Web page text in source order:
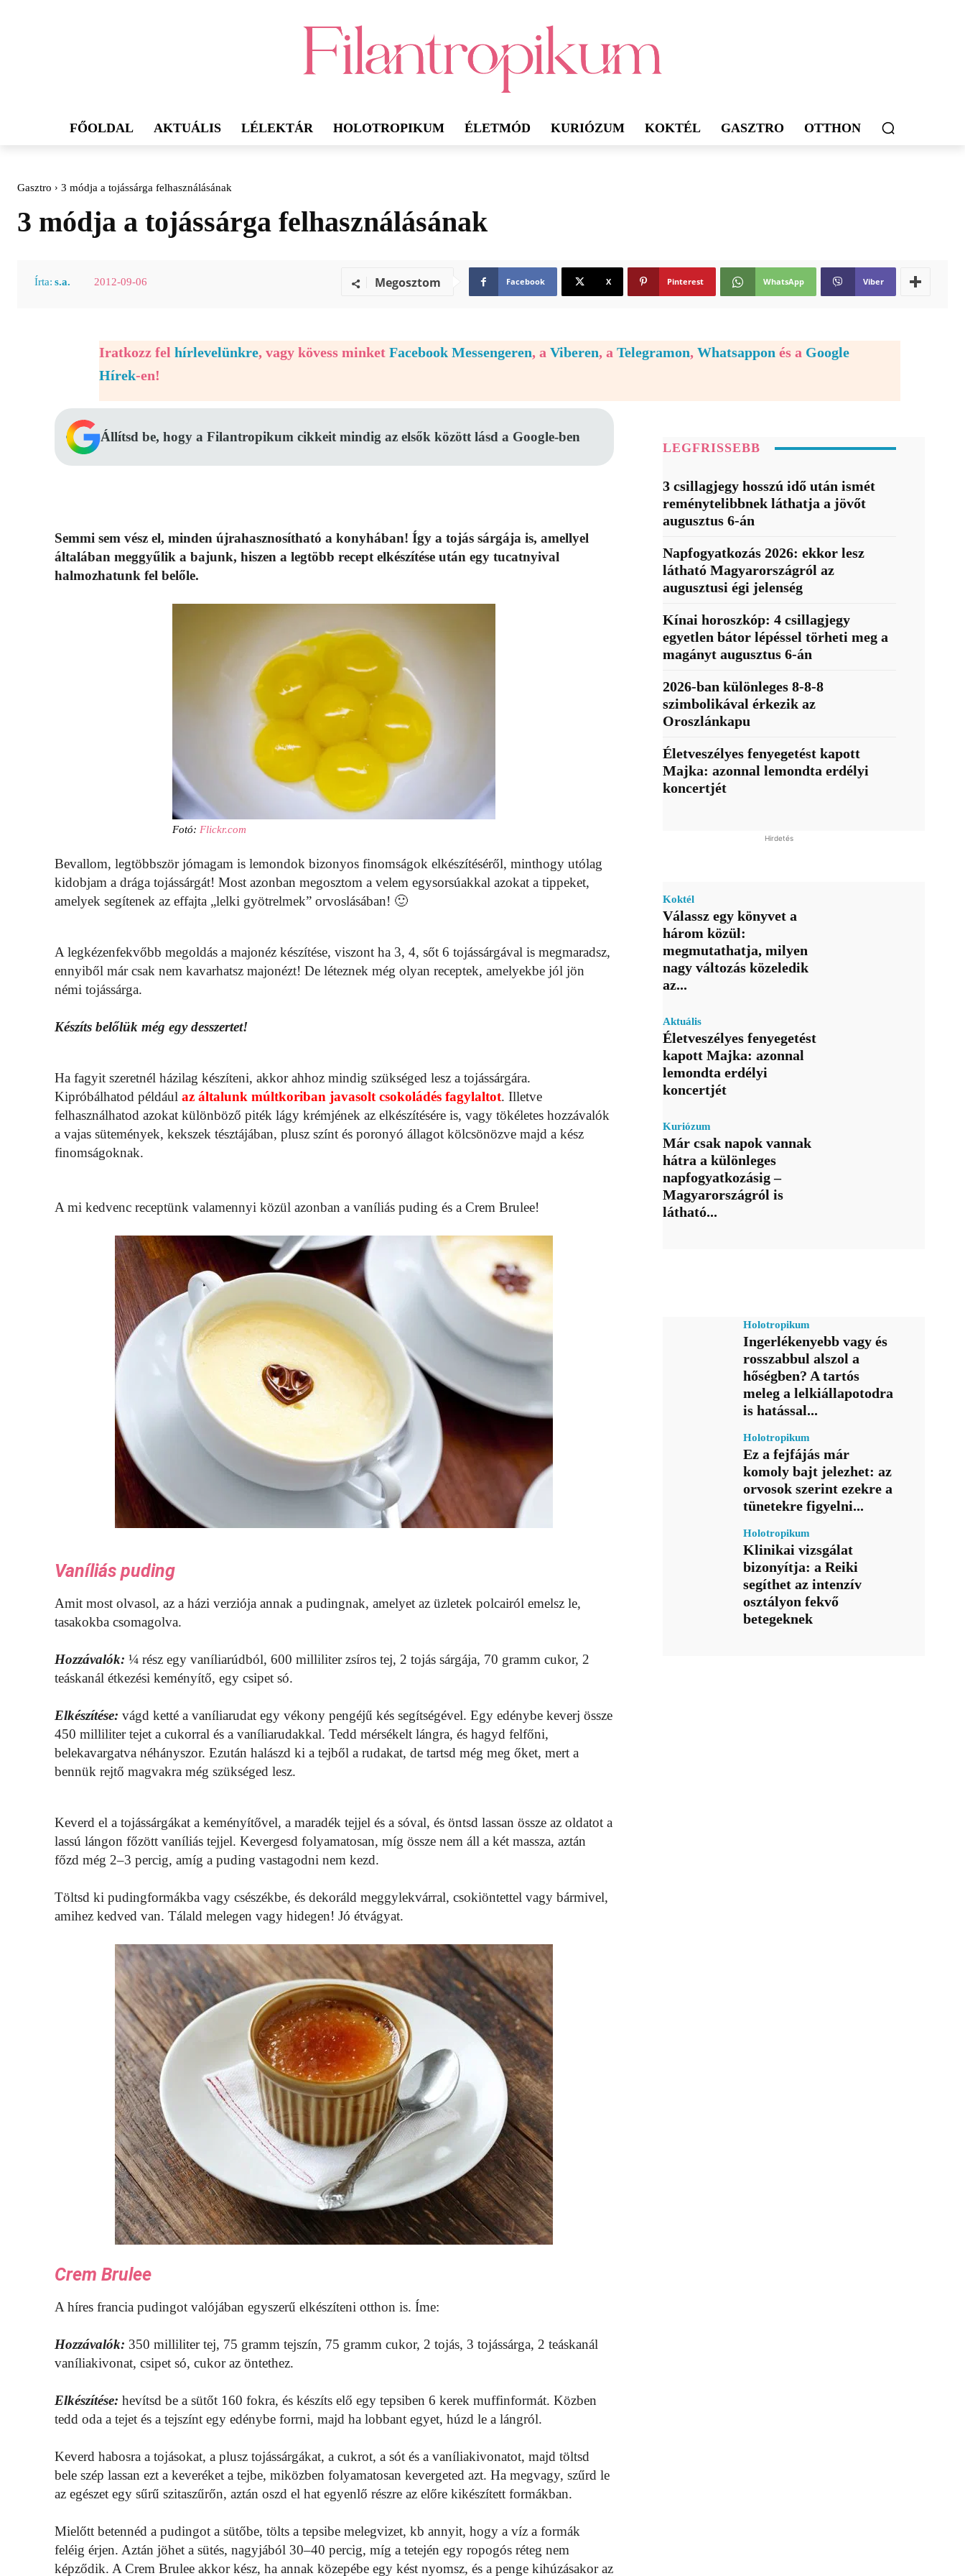
FŐOLDAL AKTUÁLIS LÉLEKTÁR HOLOTROPIKUM ÉLETMÓD KURIÓZUM KOKTÉL GASZTRO OTTHON
Gasztro 3 módja a tojássárga felhasználásának
3 módja a tojássárga felhasználásának
Írta: s.a. 2012-09-06 Megosztom Facebook X Pinterest WhatsApp Viber
Iratkozz fel hírlevelünkre, vagy kövess minket Facebook Messengeren, a Viberen, a Telegramon, Whatsappon és a Google
Hírek-en!
Állítsd be, hogy a Filantropikum cikkeit mindig az elsők között lásd a Google-ben
Semmi sem vész el, minden újrahasznosítható a konyhában! Így a tojás sárgája is, amellyel
általában meggyűlik a bajunk, hiszen a legtöbb recept elkészítése után egy tucatnyival
halmozhatunk fel belőle.
Fotó: Flickr.com
Bevallom, legtöbbször jómagam is lemondok bizonyos finomságok elkészítéséről, minthogy utólag
kidobjam a drága tojássárgát! Most azonban megosztom a velem egysorsúakkal azokat a tippeket,
amelyek segítenek az effajta „lelki gyötrelmek” orvoslásában! 🙂
A legkézenfekvőbb megoldás a majonéz készítése, viszont ha 3, 4, sőt 6 tojássárgával is megmaradsz,
ennyiből már csak nem kavarhatsz majonézt! De léteznek még olyan receptek, amelyekbe jól jön
némi tojássárga.
Készíts belőlük még egy desszertet!
Ha fagyit szeretnél házilag készíteni, akkor ahhoz mindig szükséged lesz a tojássárgára.
Kipróbálhatod például az általunk múltkoriban javasolt csokoládés fagylaltot. Illetve
felhasználhatod azokat különböző piték lágy krémjének az elkészítésére is, vagy tökéletes hozzávalók
a vajas sütemények, kekszek tésztájában, plusz színt és poronyó állagot kölcsönözve majd a kész
finomságoknak.
A mi kedvenc receptünk valamennyi közül azonban a vaníliás puding és a Crem Brulee!
Vaníliás puding
Amit most olvasol, az a házi verziója annak a pudingnak, amelyet az üzletek polcairól emelsz le,
tasakokba csomagolva.
Hozzávalók: ¼ rész egy vaníliarúdból, 600 milliliter zsíros tej, 2 tojás sárgája, 70 gramm cukor, 2
teáskanál étkezési keményítő, egy csipet só.
Elkészítése: vágd ketté a vaníliarudat egy vékony pengéjű kés segítségével. Egy edénybe keverj össze
450 milliliter tejet a cukorral és a vaníliarudakkal. Tedd mérsékelt lángra, és hagyd felfőni,
belekavargatva néhányszor. Ezután halászd ki a tejből a rudakat, de tartsd még meg őket, mert a
bennük rejtő magvakra még szükséged lesz.
Keverd el a tojássárgákat a keményítővel, a maradék tejjel és a sóval, és öntsd lassan össze az oldatot a
lassú lángon főzött vaníliás tejjel. Kevergesd folyamatosan, míg össze nem áll a két massza, aztán
főzd még 2–3 percig, amíg a puding vastagodni nem kezd.
Töltsd ki pudingformákba vagy csészékbe, és dekoráld meggylekvárral, csokiöntettel vagy bármivel,
amihez kedved van. Tálald melegen vagy hidegen! Jó étvágyat.
Crem Brulee
A híres francia pudingot valójában egyszerű elkészíteni otthon is. Íme:
Hozzávalók: 350 milliliter tej, 75 gramm tejszín, 75 gramm cukor, 2 tojás, 3 tojássárga, 2 teáskanál
vaníliakivonat, csipet só, cukor az öntethez.
Elkészítése: hevítsd be a sütőt 160 fokra, és készíts elő egy tepsiben 6 kerek muffinformát. Közben
tedd oda a tejet és a tejszínt egy edénybe forrni, majd ha lobbant egyet, húzd le a lángról.
Keverd habosra a tojásokat, a plusz tojássárgákat, a cukrot, a sót és a vaníliakivonatot, majd töltsd
bele szép lassan ezt a keveréket a tejbe, miközben folyamatosan kevergeted azt. Ha megvagy, szűrd le
az egészet egy sűrű szitaszűrőn, aztán oszd el hat egyenlő részre az előre kikészített formákban.
Mielőtt betennéd a pudingot a sütőbe, tölts a tepsibe melegvizet, kb annyit, hogy a víz a formák
feléig érjen. Aztán jöhet a sütés, nagyjából 30–40 percig, míg a tetején egy ropogós réteg nem
képződik. A Crem Brulee akkor kész, ha annak közepébe egy kést nyomsz, és a penge kihúzásakor az
LEGFRISSEBB
3 csillagjegy hosszú idő után ismét
reménytelibbnek láthatja a jövőt
augusztus 6-án
Napfogyatkozás 2026: ekkor lesz
látható Magyarországról az
augusztusi égi jelenség
Kínai horoszkóp: 4 csillagjegy
egyetlen bátor lépéssel törheti meg a
magányt augusztus 6-án
2026-ban különleges 8-8-8
szimbolikával érkezik az
Oroszlánkapu
Életveszélyes fenyegetést kapott
Majka: azonnal lemondta erdélyi
koncertjét
Hirdetés
Koktél
Válassz egy könyvet a
három közül:
megmutathatja, milyen
nagy változás közeledik
az...
Aktuális
Életveszélyes fenyegetést
kapott Majka: azonnal
lemondta erdélyi
koncertjét
Kuriózum
Már csak napok vannak
hátra a különleges
napfogyatkozásig –
Magyarországról is
látható...
Holotropikum
Ingerlékenyebb vagy és
rosszabbul alszol a
hőségben? A tartós
meleg a lelkiállapotodra
is hatással...
Holotropikum
Ez a fejfájás már
komoly bajt jelezhet: az
orvosok szerint ezekre a
tünetekre figyelni...
Holotropikum
Klinikai vizsgálat
bizonyítja: a Reiki
segíthet az intenzív
osztályon fekvő
betegeknek